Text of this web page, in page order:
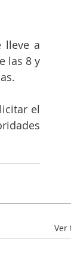
lleve a
las 8 y
el
Ver